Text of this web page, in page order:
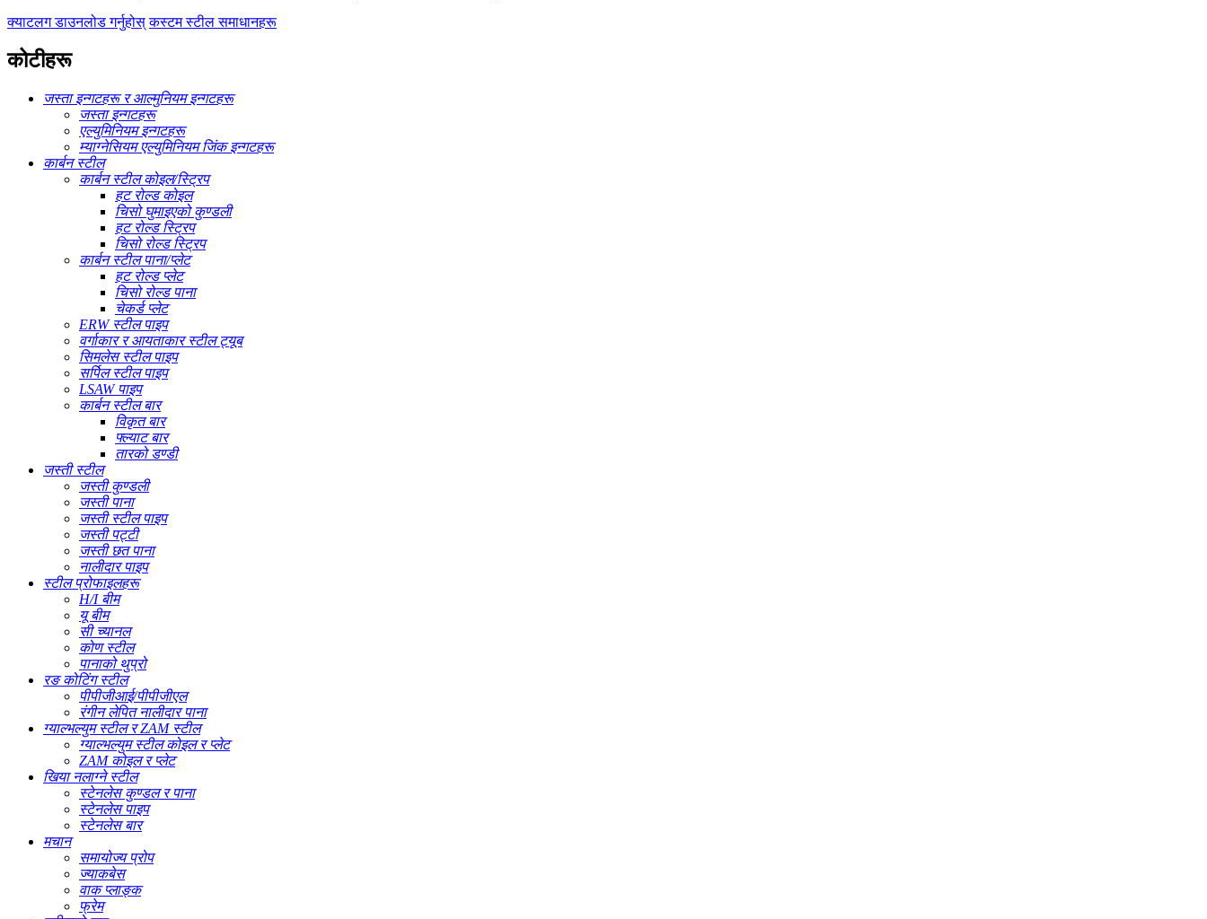
क्याटलग डाउनलोड गर्नुहोस् कस्टम स्टील समाधानहरू
कोटीहरू
जस्ता इन्गटहरू र आल्मुनियम इन्गटहरू
जस्ता इन्गटहरू
एल्युमिनियम इन्गटहरू
म्याग्नेसियम एल्युमिनियम जिंक इन्गटहरू
कार्बन स्टील
कार्बन स्टील कोइल/स्ट्रिप
हट रोल्ड कोइल
चिसो घुमाइएको कुण्डली
हट रोल्ड स्ट्रिप
चिसो रोल्ड स्ट्रिप
कार्बन स्टील पाना/प्लेट
हट रोल्ड प्लेट
चिसो रोल्ड पाना
चेकर्ड प्लेट
ERW स्टील पाइप
वर्गाकार र आयताकार स्टील ट्यूब
सिमलेस स्टील पाइप
सर्पिल स्टील पाइप
LSAW पाइप
कार्बन स्टील बार
विकृत बार
फ्ल्याट बार
तारको डण्डी
जस्ती स्टील
जस्ती कुण्डली
जस्ती पाना
जस्ती स्टील पाइप
जस्ती पट्टी
जस्ती छत पाना
नालीदार पाइप
स्टील प्रोफाइलहरू
H/I बीम
यू बीम
सी च्यानल
कोण स्टील
पानाको थुप्रो
रङ कोटिंग स्टील
पीपीजीआई/पीपीजीएल
रंगीन लेपित नालीदार पाना
ग्याल्भल्युम स्टील र ZAM स्टील
ग्याल्भल्युम स्टील कोइल र प्लेट
ZAM कोइल र प्लेट
खिया नलाग्ने स्टील
स्टेनलेस कुण्डल र पाना
स्टेनलेस पाइप
स्टेनलेस बार
मचान
समायोज्य प्रोप
ज्याकबेस
वाक प्लाङ्क
फ्रेम